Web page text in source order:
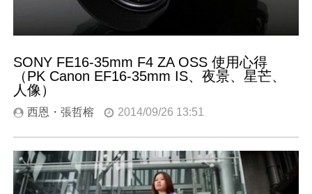
SONY FE16-35mm F4 ZA OSS 使用心得
（PK Canon EF16-35mm IS、夜景、星芒、
人像）
西恩・張哲榕 2014/09/26 13:51